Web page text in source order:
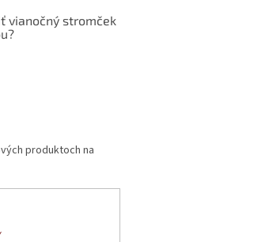
vianočný stromček
produktoch na